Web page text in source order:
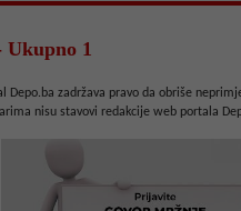
Ukupno 1
Depo.ba zadržava pravo da obriše
nisu stavovi redakcije web portala